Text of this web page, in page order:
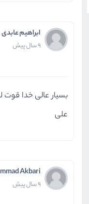
ابراهیم عابدی
9 سال پیش
بسیار عالی خدا قوت
علی
Akbari
9 سال پیش